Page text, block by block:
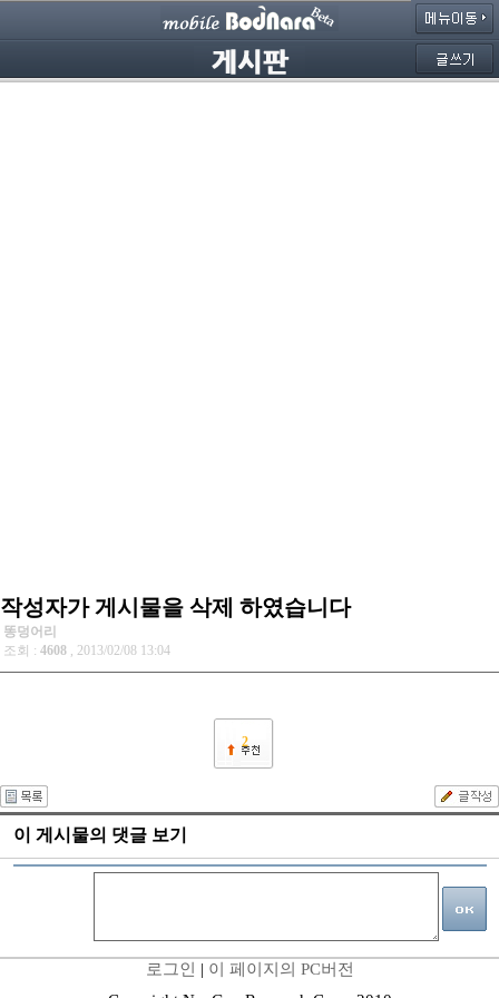
작성자가 게시물을 삭제 하였습니다
똥덩어리
조회 : 4608 , 2013/02/08 13:04
2
이 게시물의 댓글 보기
로그인 | 이 페이지의 PC버전